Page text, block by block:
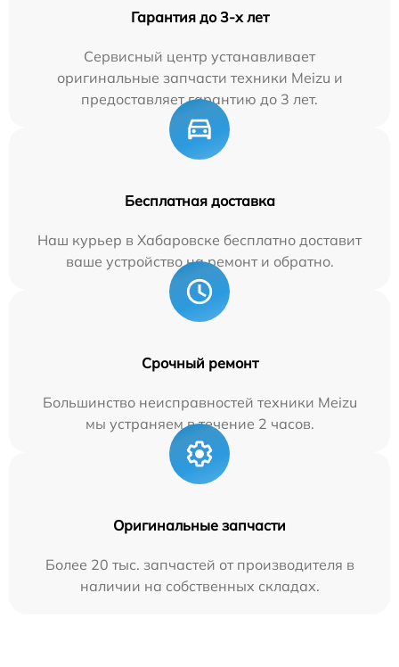
Гарантия до 3-х лет
Сервисный центр устанавливает
оригинальные запчасти техники Meizu и
предоставляет гарантию до 3 лет.
Бесплатная доставка
Наш курьер в Хабаровске бесплатно доставит
ваше устройство на ремонт и обратно.
Срочный ремонт
Большинство неисправностей техники Meizu
мы устраняем в течение 2 часов.
Оригинальные запчасти
Более 20 тыс. запчастей от производителя в
наличии на собственных складах.